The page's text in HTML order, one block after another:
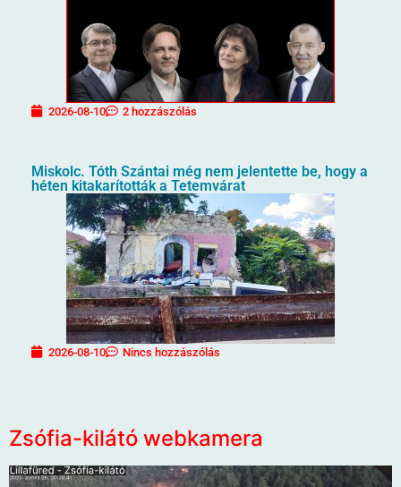
2026-08-10 2 hozzászólás
Miskolc. Tóth Szántai még nem jelentette be, hogy a
héten kitakarították a Tetemvárat
2026-08-10 Nincs hozzászólás
Zsófia-kilátó webkamera